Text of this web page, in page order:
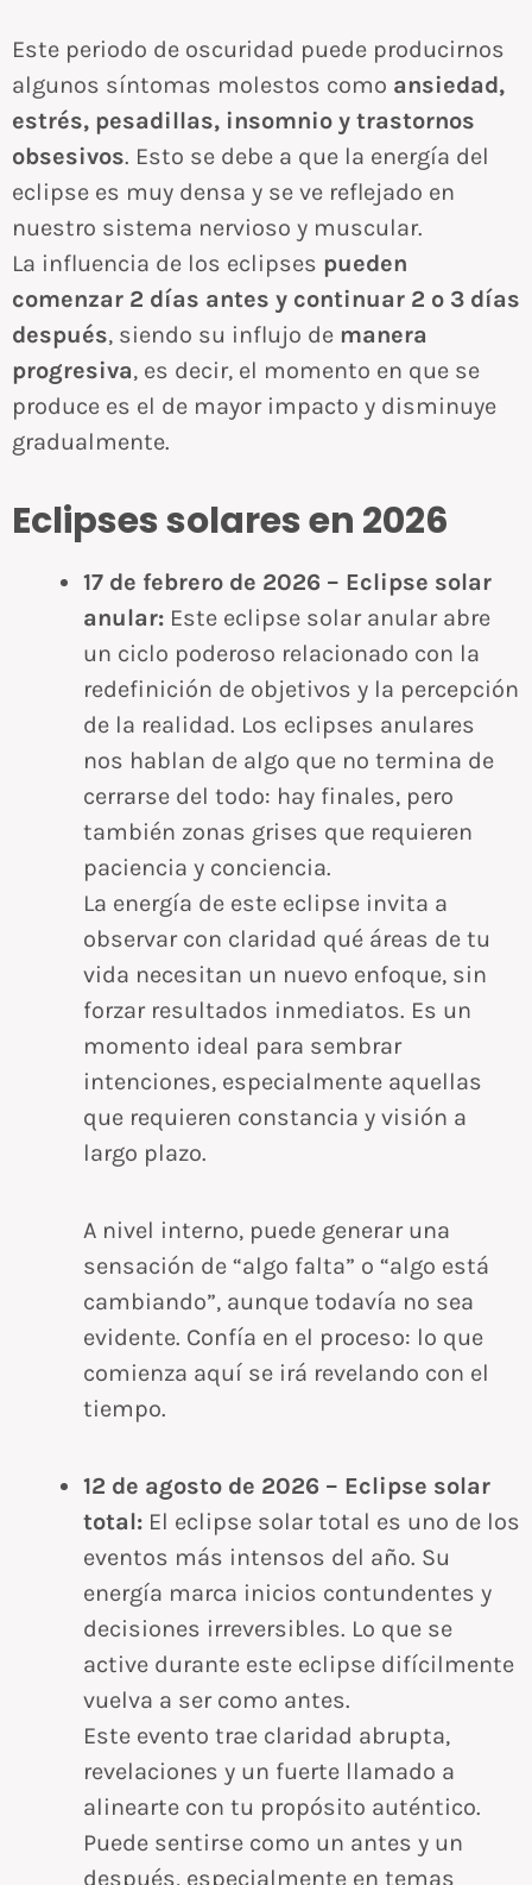
Este periodo de oscuridad puede producirnos
algunos síntomas molestos como ansiedad,
estrés, pesadillas, insomnio y trastornos
obsesivos. Esto se debe a que la energía del
eclipse es muy densa y se ve reflejado en
nuestro sistema nervioso y muscular.
La influencia de los eclipses pueden
comenzar 2 días antes y continuar 2 o 3 días
después, siendo su influjo de manera
progresiva, es decir, el momento en que se
produce es el de mayor impacto y disminuye
gradualmente.
Eclipses solares en 2026
17 de febrero de 2026 – Eclipse solar
anular: Este eclipse solar anular abre
un ciclo poderoso relacionado con la
redefinición de objetivos y la percepción
de la realidad. Los eclipses anulares
nos hablan de algo que no termina de
cerrarse del todo: hay finales, pero
también zonas grises que requieren
paciencia y conciencia.
La energía de este eclipse invita a
observar con claridad qué áreas de tu
vida necesitan un nuevo enfoque, sin
forzar resultados inmediatos. Es un
momento ideal para sembrar
intenciones, especialmente aquellas
que requieren constancia y visión a
largo plazo.
A nivel interno, puede generar una
sensación de “algo falta” o “algo está
cambiando”, aunque todavía no sea
evidente. Confía en el proceso: lo que
comienza aquí se irá revelando con el
tiempo.
12 de agosto de 2026 – Eclipse solar
total: El eclipse solar total es uno de los
eventos más intensos del año. Su
energía marca inicios contundentes y
decisiones irreversibles. Lo que se
active durante este eclipse difícilmente
vuelva a ser como antes.
Este evento trae claridad abrupta,
revelaciones y un fuerte llamado a
alinearte con tu propósito auténtico.
Puede sentirse como un antes y un
después, especialmente en temas